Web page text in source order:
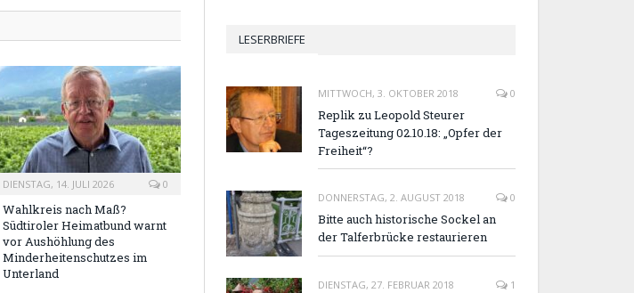
DIENSTAG, 14. JULI 2026 0
Wahlkreis nach Maß?
Südtiroler Heimatbund warnt
vor Aushöhlung des
Minderheitenschutzes im
Unterland
LESERBRIEFE
MITTWOCH, 3. OKTOBER 2018 0
Replik zu Leopold Steurer
Tageszeitung 02.10.18: „Opfer der
Freiheit“?
DONNERSTAG, 2. AUGUST 2018 0
Bitte auch historische Sockel an
der Talferbrücke restaurieren
DIENSTAG, 27. FEBRUAR 2018 1